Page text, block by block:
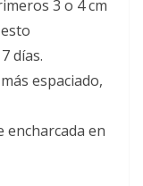
3 o 4 cm
días.
espaciado,
encharcada en